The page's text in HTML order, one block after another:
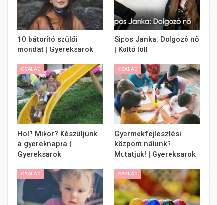
10 bátorító szülői
mondat | Gyereksarok
Sipos Janka: Dolgozó nő
| KöltőToll
CSALÁD
Hol? Mikor? Készüljünk
a gyereknapra |
Gyereksarok
CSALÁD
Gyermekfejlesztési
központ nálunk?
Mutatjuk! | Gyereksarok
CSALÁD CSALÁD